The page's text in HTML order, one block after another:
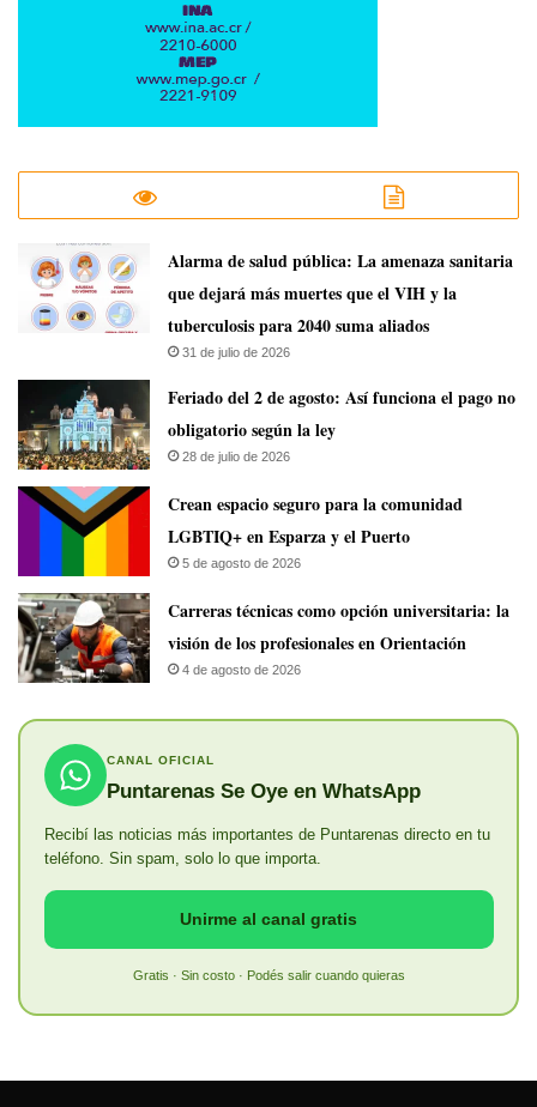
​Alarma de salud pública: La amenaza sanitaria
que dejará más muertes que el VIH y la
tuberculosis para 2040 suma aliados
31 de julio de 2026
Feriado del 2 de agosto: Así funciona el pago no
obligatorio según la ley
28 de julio de 2026
Crean espacio seguro para la comunidad
LGBTIQ+ en Esparza y el Puerto
5 de agosto de 2026
Carreras técnicas como opción universitaria: la
visión de los profesionales en Orientación
4 de agosto de 2026
CANAL OFICIAL
Puntarenas Se Oye en WhatsApp
Recibí las noticias más importantes de Puntarenas directo en tu
teléfono. Sin spam, solo lo que importa.
Unirme al canal gratis
Gratis · Sin costo · Podés salir cuando quieras